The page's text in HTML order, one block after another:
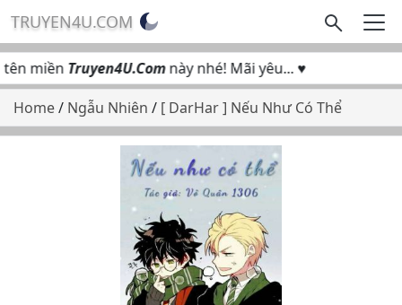
TRUYEN4U.COM
miềnTruyen4U.Comnày nhé! Mãi yêu... ♥
Home/ Ngẫu Nhiên / [ DarHar ] Nếu Như Có Thể